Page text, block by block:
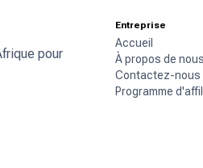
pour
Entreprise
Accueil
À propos de nous
Contactez-nous
Programme